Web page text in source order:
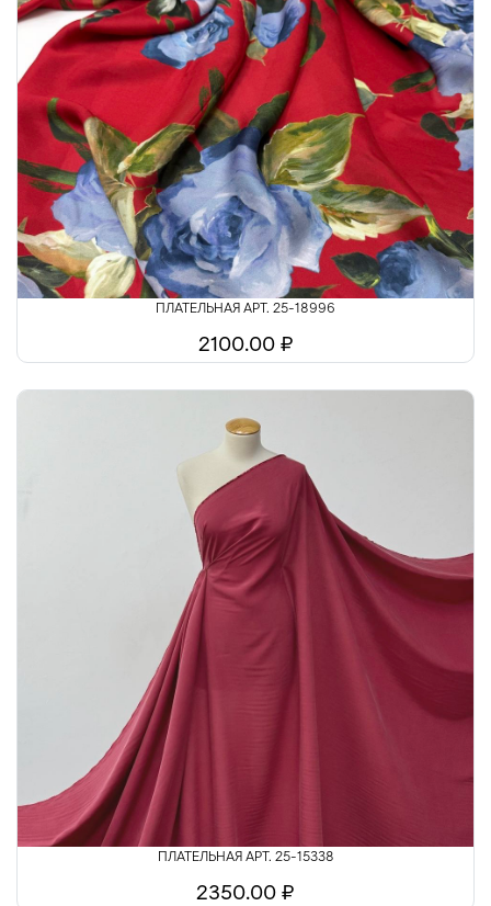
ПЛАТЕЛЬНАЯ АРТ. 25-18996
2100.00 ₽
ПЛАТЕЛЬНАЯ АРТ. 25-15338
2350.00 ₽